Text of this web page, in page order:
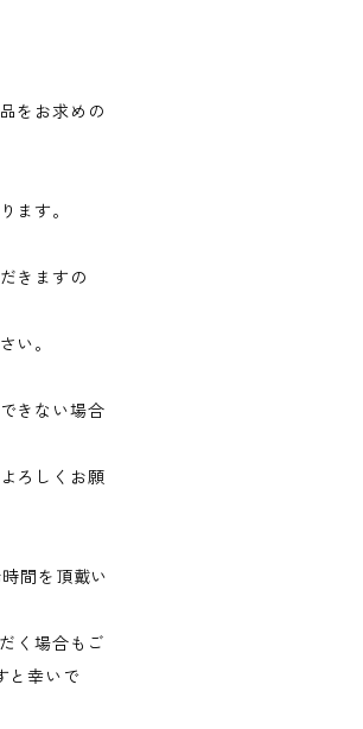
をお求めの
ます。
きますの
い。
きない場合
ろしくお願
間を頂戴い
く場合もご
と幸いで